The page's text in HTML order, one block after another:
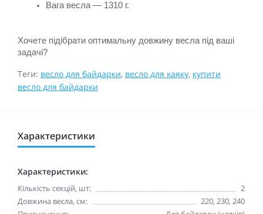
Вага весла — 1310 г.
Хочете підібрати оптимальну довжину весла під ваші
задачі?
Теги: весло для байдарки, весло для каяку, купити
весло для байдарки
Характеристики
Характеристики:
Кількість секцій, шт:
2
Довжина весла, см:
220, 230, 240